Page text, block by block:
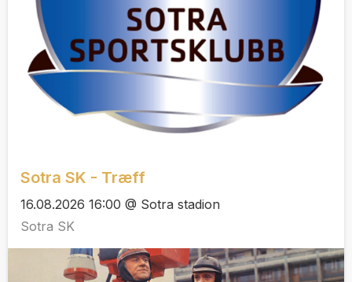
Sotra SK - Træff
16.08.2026 16:00 @ Sotra stadion
Sotra SK